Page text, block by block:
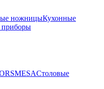
ножницыКухонные
приборы
MESAСтоловые